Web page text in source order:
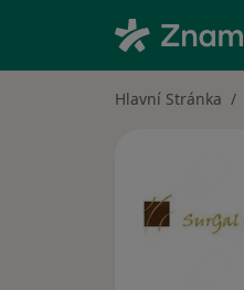
Hlavní Stránka